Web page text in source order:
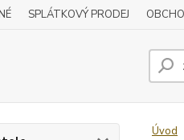
SPLÁTKOVÝ PRODEJ
Úvod